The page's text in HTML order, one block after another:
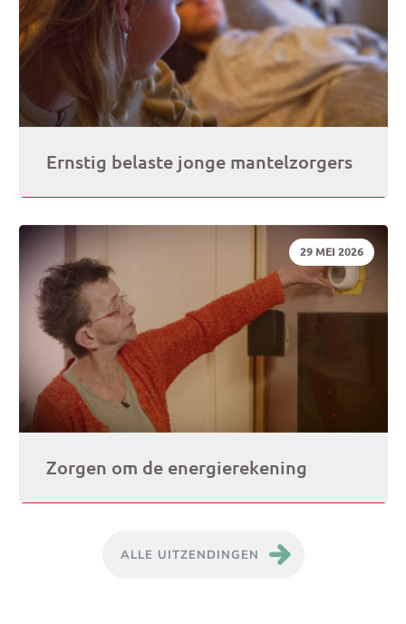
Ernstig belaste jonge mantelzorgers
DATUM:
29 MEI 2026
Zorgen om de energierekening
ALLE UITZENDINGEN